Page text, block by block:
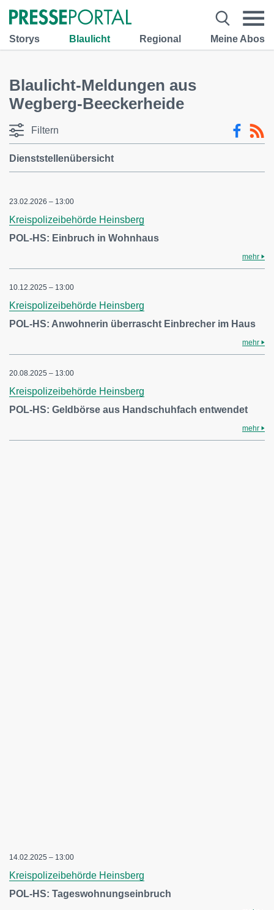
Storys Blaulicht Regional Meine Abos
Blaulicht-Meldungen aus
Wegberg-Beeckerheide
Filtern
Dienststellenübersicht
23.02.2026 – 13:00
Kreispolizeibehörde Heinsberg
POL-HS: Einbruch in Wohnhaus
mehr
10.12.2025 – 13:00
Kreispolizeibehörde Heinsberg
POL-HS: Anwohnerin überrascht Einbrecher im Haus
mehr
20.08.2025 – 13:00
Kreispolizeibehörde Heinsberg
POL-HS: Geldbörse aus Handschuhfach entwendet
mehr
14.02.2025 – 13:00
Kreispolizeibehörde Heinsberg
POL-HS: Tageswohnungseinbruch